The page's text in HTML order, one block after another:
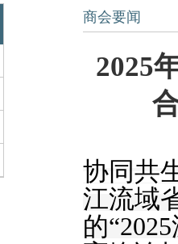
商会要闻
2025
协同共
江流域
的